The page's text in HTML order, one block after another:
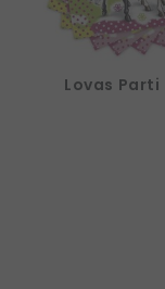
Lovas Parti